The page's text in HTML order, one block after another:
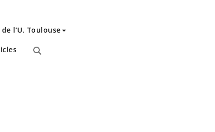
de l’U. Toulouse